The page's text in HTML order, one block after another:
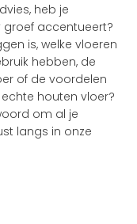
heb je
accentueert?
is, welke vloeren
hebben, de
of de voordelen
houten vloer?
om al je
langs in onze